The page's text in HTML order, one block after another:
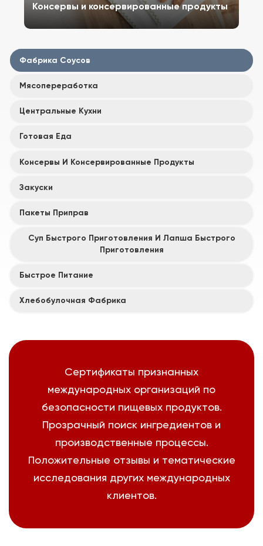
Консервы и консервированные продукты
Фабрика Соусов
Мясопереработка
Центральные Кухни
Готовая Еда
Консервы И Консервированные Продукты
Закуски
Пакеты Приправ
Суп Быстрого Приготовления И Лапша Быстрого
Приготовления
Быстрое Питание
Хлебобулочная Фабрика
Сертификаты признанных
международных организаций по
безопасности пищевых продуктов.
Прозрачный поиск ингредиентов и
производственные процессы.
Положительные отзывы и тематические
исследования других международных
клиентов.